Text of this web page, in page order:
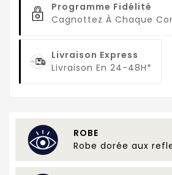
Programme Fidélité
Cagnottez À Chaque
Livraison Express
Livraison En 24-48H*
ROBE
Robe dorée aux